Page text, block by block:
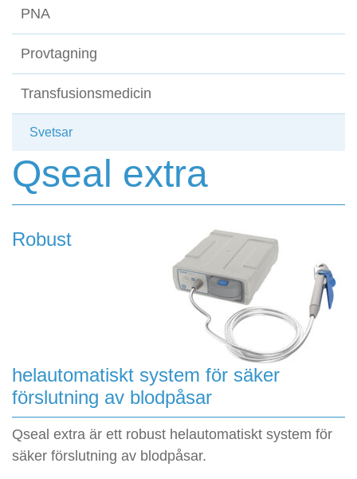
PNA
Provtagning
Transfusionsmedicin
Svetsar
Qseal extra
Robust
helautomatiskt system för säker
förslutning av blodpåsar
Qseal extra är ett robust helautomatiskt system för
säker förslutning av blodpåsar.